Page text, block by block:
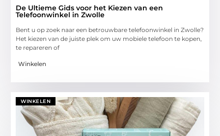
De Ultieme Gids voor het Kiezen van een
Telefoonwinkel in Zwolle
Bent u op zoek naar een betrouwbare telefoonwinkel in Zwolle?
Het kiezen van de juiste plek om uw mobiele telefoon te kopen,
te repareren of
Winkelen
WINKELEN